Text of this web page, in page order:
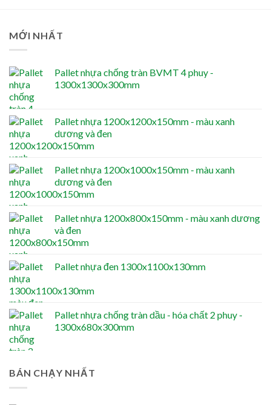
MỚI NHẤT
Pallet nhựa chống tràn BVMT 4 phuy -
1300x1300x300mm
Pallet nhựa 1200x1200x150mm - màu xanh
dương và đen
Pallet nhựa 1200x1000x150mm - màu xanh
dương và đen
Pallet nhựa 1200x800x150mm - màu xanh dương
và đen
Pallet nhựa đen 1300x1100x130mm
Pallet nhựa chống tràn dầu - hóa chất 2 phuy -
1300x680x300mm
BÁN CHẠY NHẤT